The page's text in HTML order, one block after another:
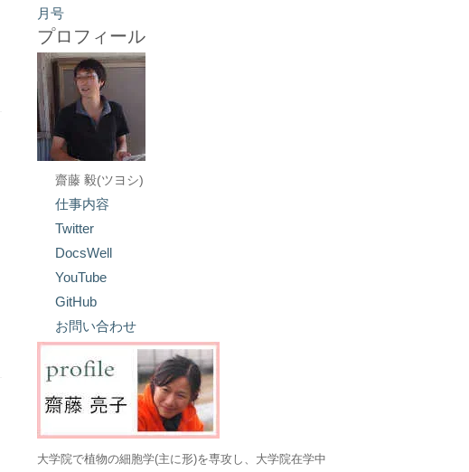
プロフィール
齋藤 毅(ツヨシ)
仕事内容
Twitter
DocsWell
YouTube
GitHub
お問い合わせ
大学院で植物の細胞学(主に形)を専攻し、大学院在学中